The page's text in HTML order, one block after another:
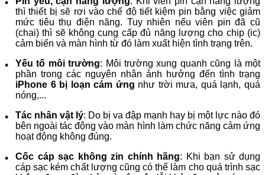
thì thiết bị sẽ rơi vào chế độ tiết kiệm pin bằng việc giảm
mức tiêu thụ điện năng. Tuy nhiên nếu viên pin đã cũ
(chai) thì sẽ không cung cấp đủ năng lượng cho chip (ic)
cảm biến và màn hình từ đó làm xuất hiện tình trạng trên.
Yếu tố môi trường: Môi trường xung quanh cũng là một
phần trong các nguyên nhân ảnh hưởng đến tình trạng
iPhone 6 bị loạn cảm ứng như trời mưa, quá lạnh, quá
nóng,...
Tác nhân vật lý: Do bị va đập mạnh hay bị một lực nào đó
bên ngoài tác động vào màn hình làm chức năng cảm ứng
hoạt động không đúng.
Cốc cáp sạc không zin chính hãng: Khi bạn sử dụng
cáp sạc kém chất lượng cũng có thể làm cho quá trình sạc